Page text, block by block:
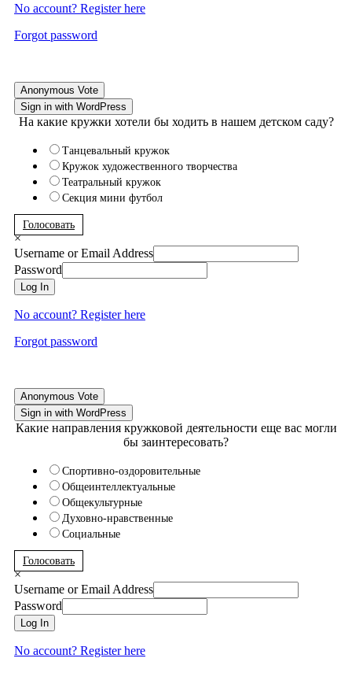
No account? Register here
Forgot password
Anonymous Vote
Sign in with WordPress
На какие кружки хотели бы ходить в нашем детском саду?
Танцевальный кружок
Кружок художественного творчества
Театральный кружок
Секция мини футбол
Голосовать
×
Username or Email Address
Password
Log In
No account? Register here
Forgot password
Anonymous Vote
Sign in with WordPress
Какие направления кружковой деятельности еще вас могли
бы заинтересовать?
Спортивно-оздоровительные
Общеинтеллектуальные
Общекультурные
Духовно-нравственные
Социальные
Голосовать
×
Username or Email Address
Password
Log In
No account? Register here